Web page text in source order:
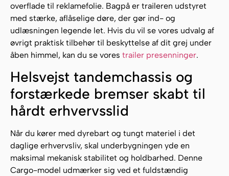
overflade til reklamefolie. Bagpå er traileren udstyret
med stærke, aflåselige døre, der gør ind- og
udlæsningen legende let. Hvis du vil se vores udvalg af
øvrigt praktisk tilbehør til beskyttelse af dit grej under
åben himmel, kan du se vores trailer presenninger.
Helsvejst tandemchassis og
forstærkede bremser skabt til
hårdt erhvervsslid
Når du kører med dyrebart og tungt materiel i det
daglige erhvervsliv, skal underbygningen yde en
maksimal mekanisk stabilitet og holdbarhed. Denne
Cargo-model udmærker sig ved et fuldstændig